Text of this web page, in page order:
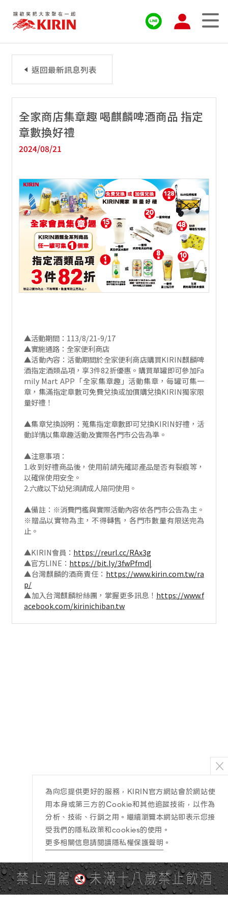
全家商店集章趣 喝麒麟啤酒商品 指定
章數換好禮
2024/08/21
▲活動期間：113/8/21-9/17
▲實施通路：全家便利商店
▲活動內容：活動期間於全家便利商店購買KIRIN麒麟啤
酒指定酒類品項，享3件82折優惠。購買單罐即可參加Fa
mily Mart APP「全家集章趣」活動集章，每罐可集一
章，集滿指定章數可免費兌換或加價購兌換KIRIN獨家限
量好禮！
▲集章兌換說明：蒐集指定章數即可兌換KIRIN好禮，活
動詳情以集章趣活動及實際各門市公告為準。
▲注意事項：
1.收到好禮商品後，使用前請先確認產品是否有裂痕等，
以確保使用安全。
2.六歲以下幼兒須請成人陪同使用。
▲備註：※消費門檻與實際活動內容依各門市公告為主。
※贈品以實物為主，不得轉售，各門市數量有限送完為
止。
▲KIRIN會員： https://reurl.cc/RAx3g
▲官方LINE： https://bit.ly/3fwPfmd|
▲台灣麒麟的酒商責任： https://www.kirin.com.tw/ra
p/
▲加入台灣麒麟粉絲團，掌握更多訊息！ https://www.f
acebook.com/kirinichiban.tw
返回最新訊息列表
禁止酒駕 未滿十八歲禁止飲酒
為向您提供更好的服務，KIRIN官方網站會於網站使
用本身或第三方的Cookie和其他追蹤技術，以作為
分析、技術、行銷之用。繼續瀏覽本網站即表示您接
受我們的隱私政策和cookies的使用。
更多相關信息請閱讀隱私權保護聲明 。
PAGE TOP